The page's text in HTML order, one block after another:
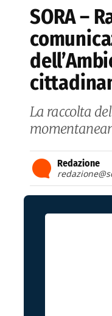
SORA –
La raccolta
Redazione